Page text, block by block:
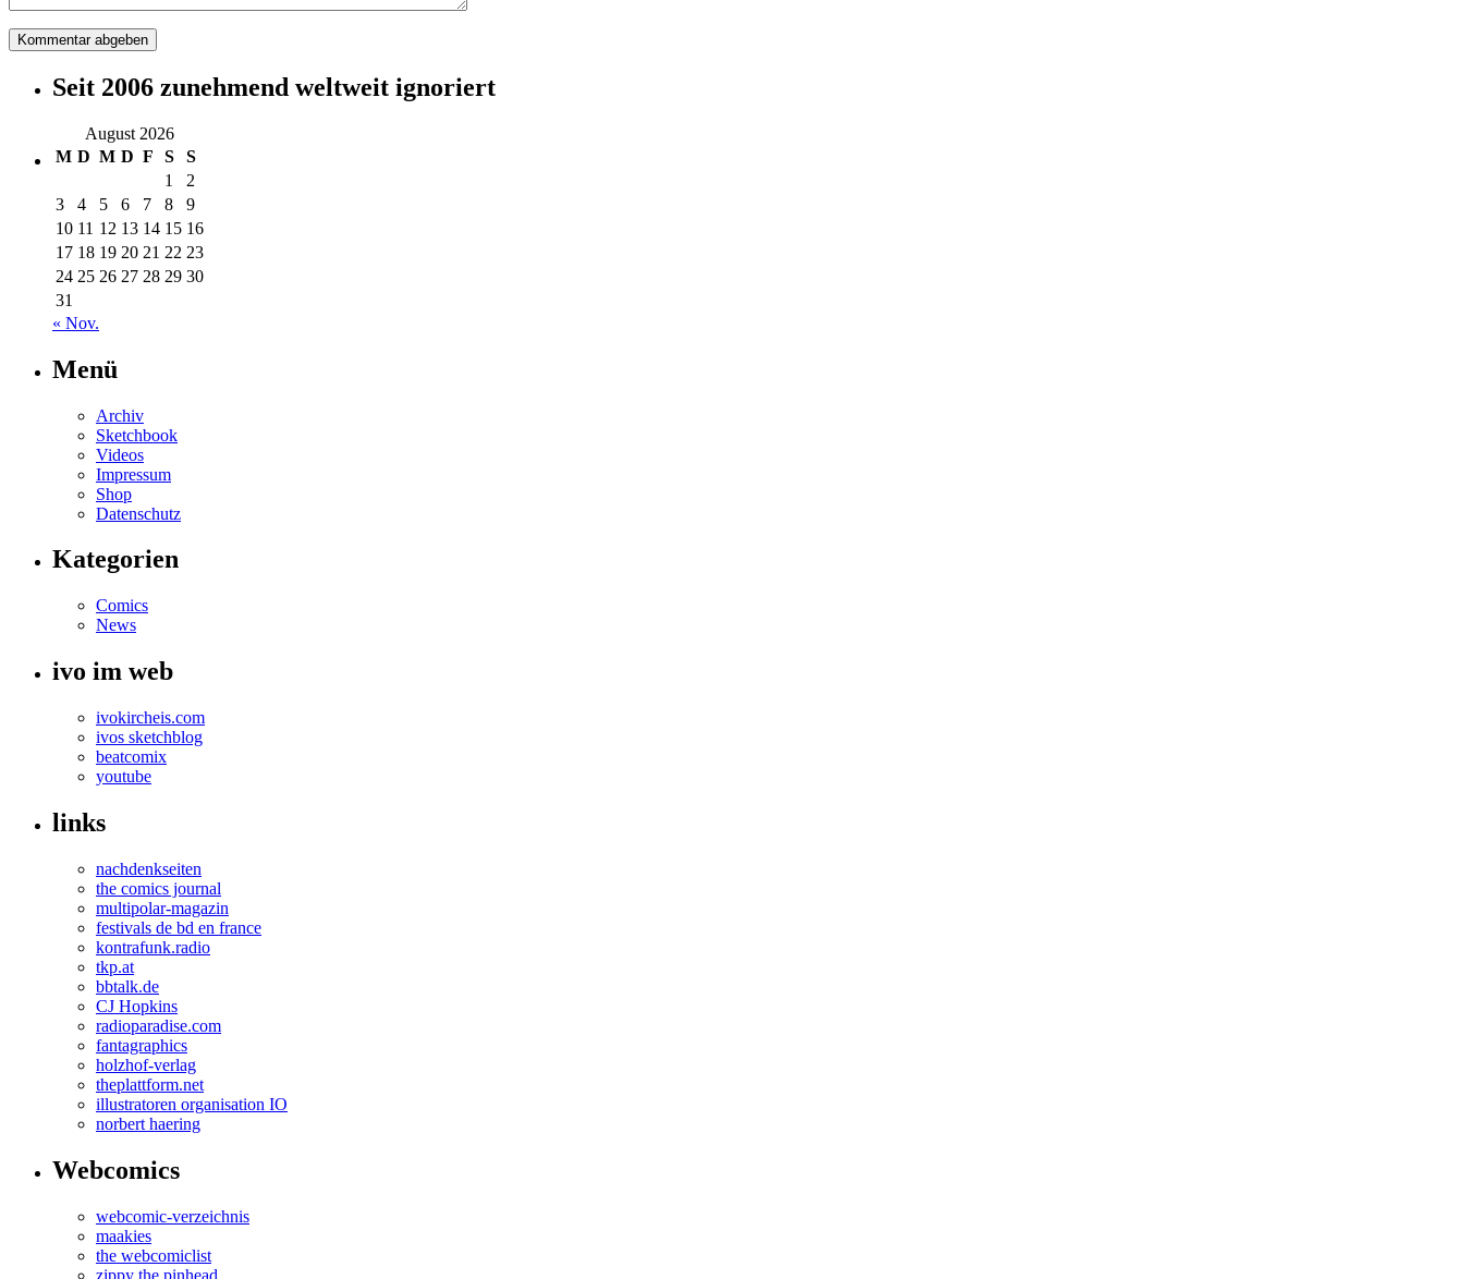
Seit 2006 zunehmend weltweit ignoriert
August 2026
M D M D F S
S
1
2
3
4 5 6 7 8
9
10 11 12 13 14 15 16
17 18 19 20 21 22 23
24 25 26 27 28 29 30
31
« Nov.
Menü
Archiv
Sketchbook
Videos
Impressum
Shop
Datenschutz
Kategorien
Comics
News
ivo im web
ivokircheis.com
ivos sketchblog
beatcomix
youtube
links
nachdenkseiten
the comics journal
multipolar-magazin
festivals de bd en france
kontrafunk.radio
tkp.at
bbtalk.de
CJ Hopkins
radioparadise.com
fantagraphics
holzhof-verlag
theplattform.net
illustratoren organisation IO
norbert haering
Webcomics
webcomic-verzeichnis
maakies
the webcomiclist
zippy the pinhead